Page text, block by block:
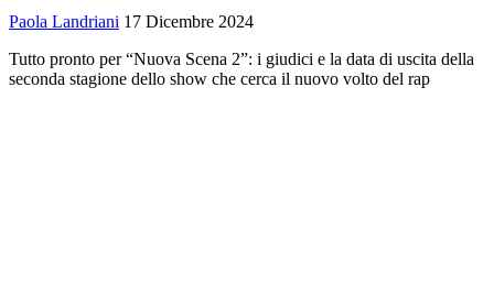
Paola Landriani 17 Dicembre 2024
Tutto pronto per “Nuova Scena 2”: i giudici e la data di uscita della
seconda stagione dello show che cerca il nuovo volto del rap